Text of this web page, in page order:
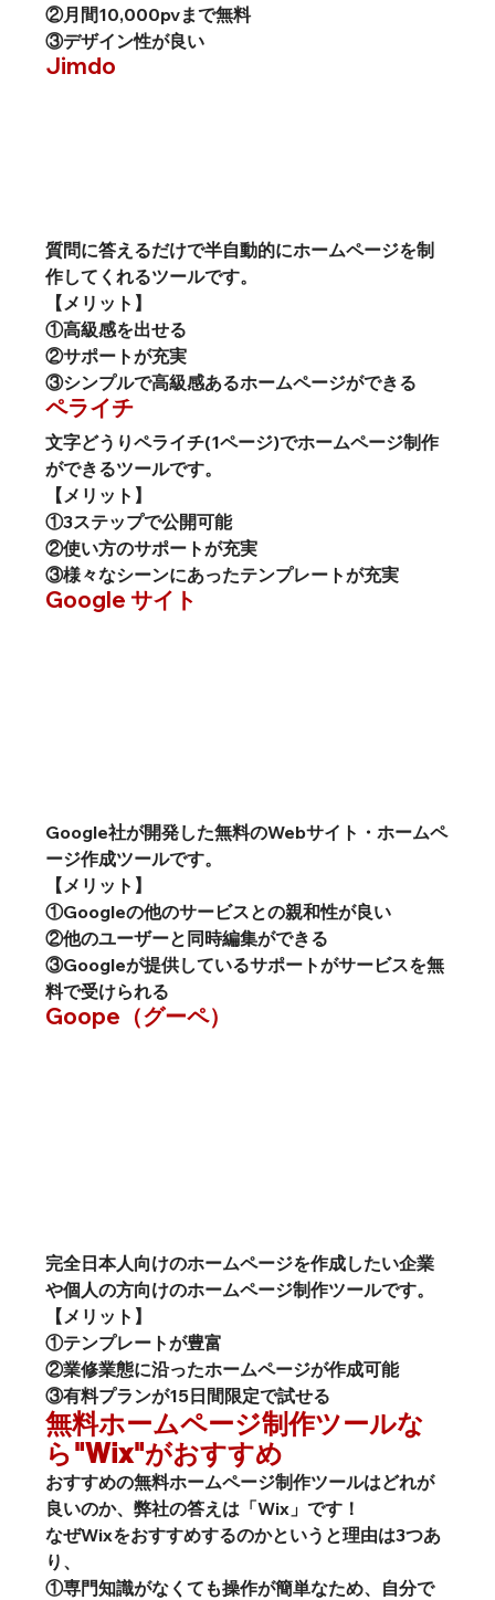
②月間10,000pvまで無料
③デザイン性が良い
Jimdo
質問に答えるだけで半自動的にホームページを制
作してくれるツールです。
【メリット】
①高級感を出せる
②サポートが充実
③シンプルで高級感あるホームページができる
ペライチ
文字どうりペライチ(1ページ)でホームページ制作
ができるツールです。
【メリット】
①3ステップで公開可能
②使い方のサポートが充実
③様々なシーンにあったテンプレートが充実
Google サイト
Google社が開発した無料のWebサイト・ホームペ
ージ作成ツールです。
【メリット】
①Googleの他のサービスとの親和性が良い
②他のユーザーと同時編集ができる
③Googleが提供しているサポートがサービスを無
料で受けられる
Goope（グーペ）
完全日本人向けのホームページを作成したい企業
や個人の方向けのホームページ制作ツールです。
【メリット】
①テンプレートが豊富
②業修業態に沿ったホームページが作成可能
③有料プランが15日間限定で試せる
無料ホームページ制作ツールな
ら"Wix"がおすすめ
おすすめの無料ホームページ制作ツールはどれが
良いのか、弊社の答えは 「Wix」です！
なぜWixをおすすめするのかというと理由は3つあ
り、
①専門知識がなくても操作が簡単なため、自分で